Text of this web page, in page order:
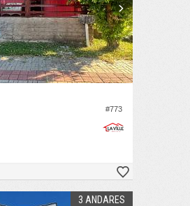
#773
3 ANDARES